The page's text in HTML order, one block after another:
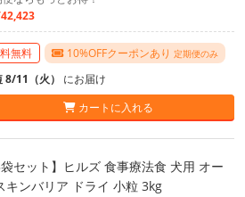
無料 10%OFFクーポンあり 定期便のみ
8/11（火） にお届け
カートに入れる
袋セット】ヒルズ 食事療法食 犬用 オー
キンバリア ドライ 小粒 3kg